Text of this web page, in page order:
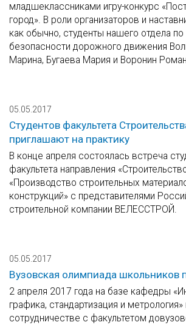
младшеклассниками игру-конкурс
город». В роли организаторов и
как обычно, студенты нашего отдела по
безопасности дорожного движения
Марина, Бугаева Мария и Воронин
05.05.2017
Студентов факультета
приглашают на практику
В конце апреля состоялась встреча
факультета направления
«Производство строительных
конструкций» с представителями
строительной компании ВЕЛЕССТРОЙ.
05.05.2017
Вузовская олимпиада школьников
2 апреля 2017 года на базе кафедры
графика, стандартизация и метрология»
сотрудничестве с факультетом